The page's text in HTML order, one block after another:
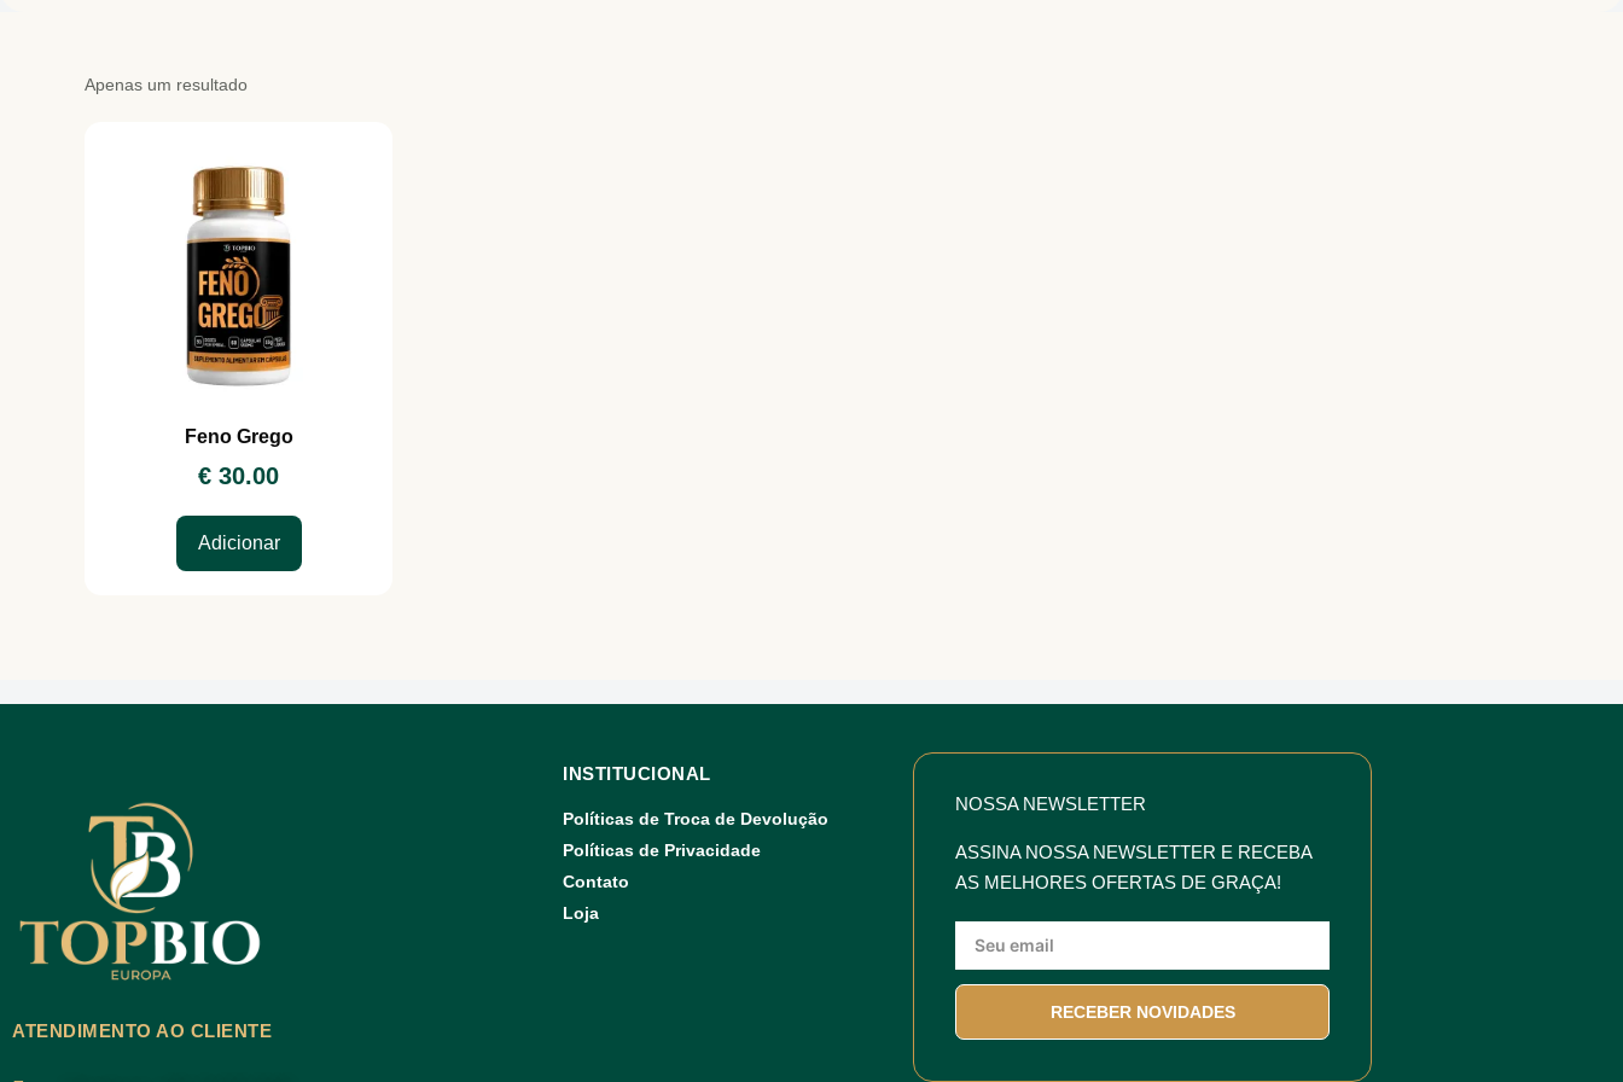
Apenas um resultado
Feno Grego
€ 30.00
Adicionar
ATENDIMENTO AO CLIENTE
INSTITUCIONAL
Políticas de Troca de Devolução
Políticas de Privacidade
Contato
Loja
NOSSA NEWSLETTER
ASSINA NOSSA NEWSLETTER E RECEBA
AS MELHORES OFERTAS DE GRAÇA!
RECEBER NOVIDADES